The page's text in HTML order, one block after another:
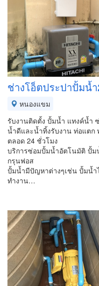
ช่างโอ็ตประปาปั้มน้
หนองแขม
รับงานติดตั้ง ปั้มน้ำ แทงค์น้ำ
น้ำดีและน้ำทิ้งรับงาน ท่อแตก
ตลอด 24 ชั่วโมง
บริการซ่อมปั้มน้ำอัตโนมัติ ปั้
กรุนฟอส
ปั้มน้ำมีปัญหาต่างๆเช่น ปั้มน้
ทำงาน…